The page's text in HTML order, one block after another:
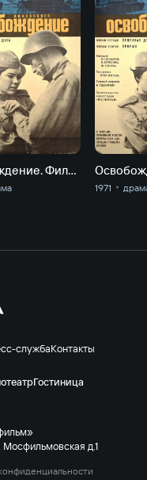
Освобождение. Фильм 3-й. Направление главного удара
1971
службаКонтакты
Гостиница
Мосфильмовская д.1